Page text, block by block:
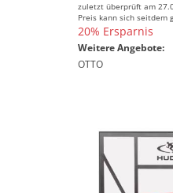
zuletzt überprüft am
Preis kann sich seitdem
20% Ersparnis
Weitere Angebote:
OTTO